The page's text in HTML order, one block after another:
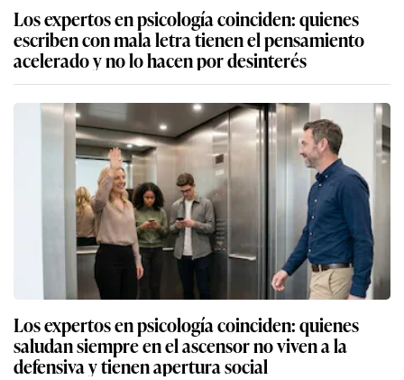
Los expertos en psicología coinciden: quienes
escriben con mala letra tienen el pensamiento
acelerado y no lo hacen por desinterés
Los expertos en psicología coinciden: quienes
saludan siempre en el ascensor no viven a la
defensiva y tienen apertura social